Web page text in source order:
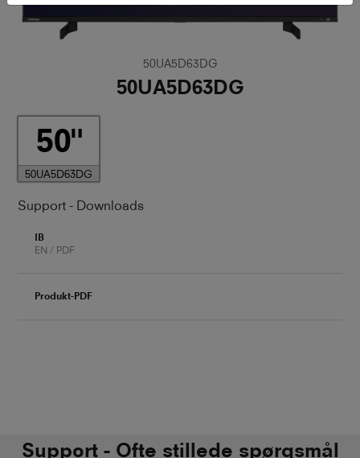
50UA5D63DG
50UA5D63DG
50
50UA5D63DG
Support - Downloads
IB
EN / PDF
Produkt-PDF
Support - Ofte stillede spørgsmål